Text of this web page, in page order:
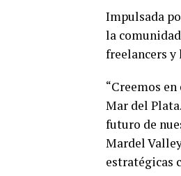
Impulsada
la
freelancers y
“Creemos
Mar del
futuro de
Mardel
estratégicas